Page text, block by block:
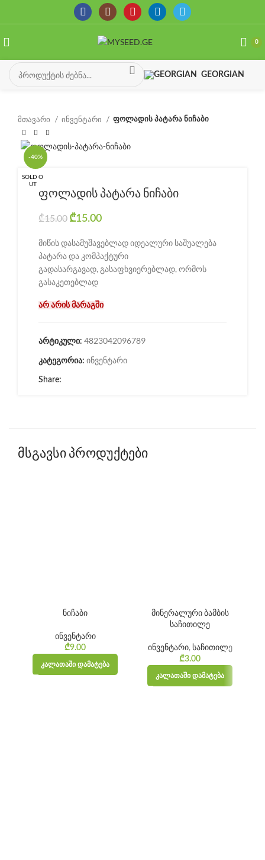
0
GEORGIAN
მთავარი ინვენტარი ფოლადის პატარა ნიჩაბი
-40%
SOLD O
UT
ფოლადის პატარა ნიჩაბი
₾15.00 Original price was: ₾15.00.
₾15.00
მიწის დასამუშავებლად იდეალური საშუალება
პატარა და კომპაქტური
გადასარგავად, გასაფხვიერებლად, ორმოს
გასაკეთებლად
არ არის მარაგში
არტიკული: 4823042096789
კატეგორია: ინვენტარი
Share:
მსგავსი პროდუქტები
ნიჩაბი
ინვენტარი
₾9.00
ᲙᲐᲚᲐᲗᲐᲨᲘ ᲓᲐᲛᲐᲢᲔᲑᲐ
მინერალური ბამბის
საჩითილე
ინვენტარი, საჩითილე
₾3.00
ᲙᲐᲚᲐᲗᲐᲨᲘ ᲓᲐᲛᲐᲢᲔᲑᲐ